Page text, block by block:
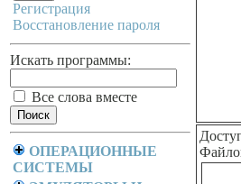
Регистрация
Восстановление пароля
Искать программы:
Все слова вместе
ОПЕРАЦИОННЫЕ
СИСТЕМЫ